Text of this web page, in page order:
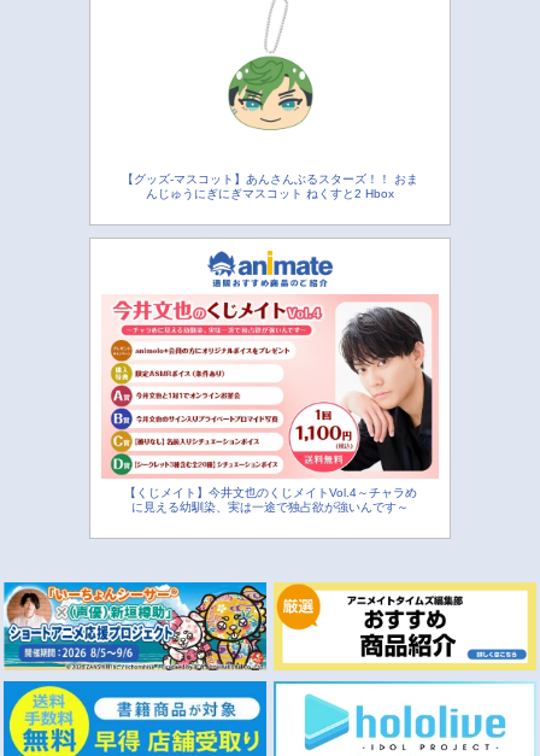
【グッズ-マスコット】あんさんぶるスターズ！！ おま
んじゅうにぎにぎマスコット ねくすと2 Hbox
【くじメイト】今井文也のくじメイトVol.4～チャラめ
に見える幼馴染、実は一途で独占欲が強いんです～